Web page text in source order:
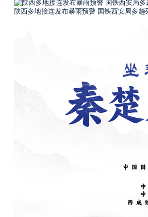
陕西多地接连发布暴雨预警 国铁西安局多趟